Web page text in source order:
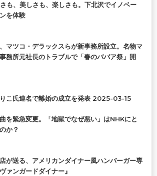
も、美しさも、楽しさも。下北沢でイノベー
を体験
マツコ・デラックスらが新事務所設立。名物マ
務所元社長のトラブルで「春のババア祭」開
こ氏連名で離婚の成立を発表 2025-03-15
を緊急変更。「地獄でなぜ悪い」はNHKにと
か？
が送る、アメリカンダイナー風ハンバーガー専
ァンガードダイナー』